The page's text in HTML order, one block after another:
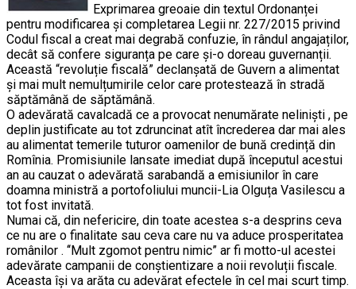
Exprimarea greoaie din textul Ordonanței
pentru modificarea și completarea Legii nr. 227/2015 privind
Codul fiscal a creat mai degrabă confuzie, în rândul angajaților,
decât să confere siguranța pe care și-o doreau guvernanții.
Această “revoluție fiscală” declanșată de Guvern a alimentat
și mai mult nemulțumirile celor care protestează în stradă
săptămână de săptămână.
O adevărată cavalcadă ce a provocat nenumărate neliniști , pe
deplin justificate au tot zdruncinat atît încrederea dar mai ales
au alimentat temerile tuturor oamenilor de bună credință din
Romînia. Promisiunile lansate imediat după începutul acestui
an au cauzat o adevărată sarabandă a emisiunilor în care
doamna ministră a portofoliului muncii-Lia Olguța Vasilescu a
tot fost invitată.
Numai că, din nefericire, din toate acestea s-a desprins ceva
ce nu are o finalitate sau ceva care nu va aduce prosperitatea
românilor . ‘‘Mult zgomot pentru nimic” ar fi motto-ul acestei
adevărate campanii de conștientizare a noii revoluții fiscale.
Aceasta își va arăta cu adevărat efectele în cel mai scurt timp.